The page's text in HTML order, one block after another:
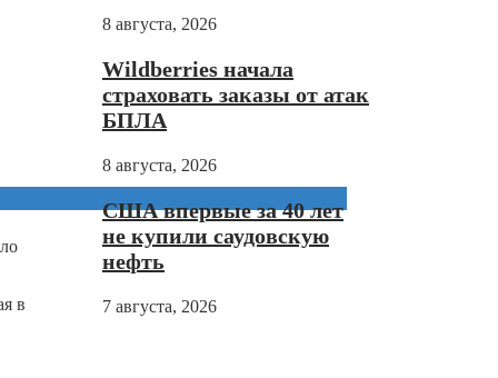
в
8 августа, 2026
Wildberries начала
страховать заказы от атак
БПЛА
8 августа, 2026
США впервые за 40 лет
не купили саудовскую
нефть
7 августа, 2026